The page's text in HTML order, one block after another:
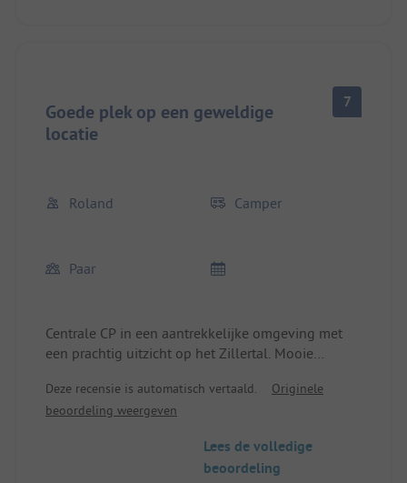
Goede plek op een geweldige
locatie
7
Roland Camper
Paar
Centrale CP in een aantrekkelijke omgeving met
een prachtig uitzicht op het Zillertal. Mooie
's morgens van 8:00 tot 9:30 gesloten voor
schoonmaak, wat ik helemaal niet begrijp ???)
De plaatsen in het onderste gedeelte zijn erg klein
Deze recensie is automatisch vertaald.
Originele
beoordeling weergeven
Lees de volledige
beoordeling